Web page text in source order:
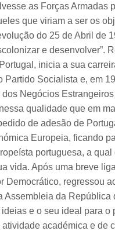
as Forças Armadas
que viriam a ser os
do 25 de Abril de
e desenvolver”.
inicia a sua
Partido Socialista e, em
Negócios
qualidade que em
de adesão de
Europeia, ficando
portuguesa, a
vida. Após uma breve
Democrático, regressou
Assembleia da República
e o seu ideal para o
académica e de